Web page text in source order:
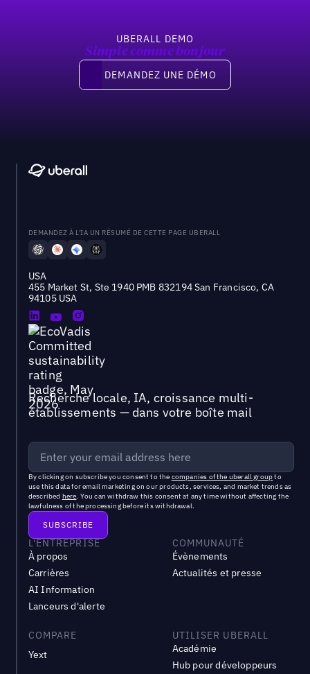
UBERALL DEMO
Simple comme bonjour
Demandez une démo
DEMANDEZ UNE DÉMO
DEMANDEZ À L'IA UN RÉSUMÉ DE CETTE PAGE UBERALL
USA
455 Market St, Ste 1940 PMB 832194 San Francisco, CA
94105 USA
Recherche locale, IA, croissance multi-
établissements — dans votre boîte mail
By clicking on subscribe you consent to the companies of the uberall groupto
use this data for email marketing on our products, services, and market trends as
described here. You can withdraw this consent at any time without affecting the
lawfulness of the processing before its withdrawal.
L'ENTREPRISE
À propos
Carrières
AI Information
Lanceurs d'alerte
COMMUNAUTÉ
Évènements
Actualités et presse
COMPARE
Yext
UTILISER UBERALL
Académie
Hub pour développeurs